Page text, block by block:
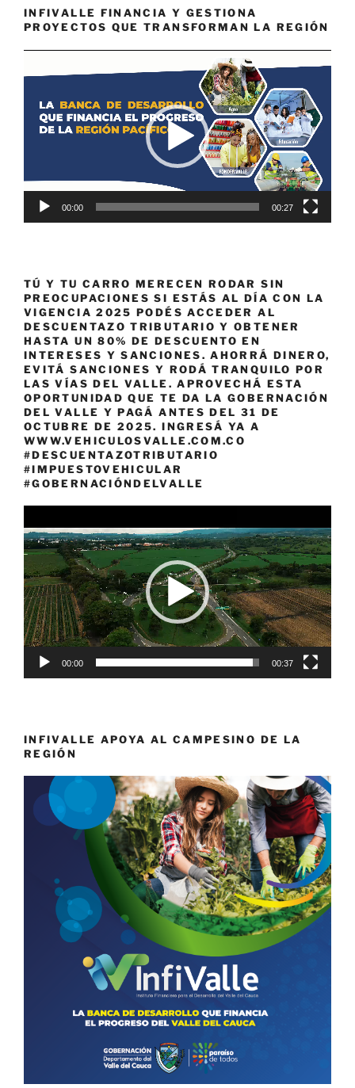
INFIVALLE FINANCIA Y GESTIONA
PROYECTOS QUE TRANSFORMAN LA REGIÓN
de
00:00 00:27
TÚ Y TU CARRO MERECEN RODAR SIN
PREOCUPACIONES SI ESTÁS AL DÍA CON LA
VIGENCIA 2025 PODÉS ACCEDER AL
DESCUENTAZO TRIBUTARIO Y OBTENER
HASTA UN 80% DE DESCUENTO EN
INTERESES Y SANCIONES. AHORRÁ DINERO,
EVITÁ SANCIONES Y RODÁ TRANQUILO POR
LAS VÍAS DEL VALLE. APROVECHÁ ESTA
OPORTUNIDAD QUE TE DA LA GOBERNACIÓN
DEL VALLE Y PAGÁ ANTES DEL 31 DE
OCTUBRE DE 2025. INGRESÁ YA A
WWW.VEHICULOSVALLE.COM.CO
#DESCUENTAZOTRIBUTARIO
#IMPUESTOVEHICULAR
#GOBERNACIÓNDELVALLE
de
vídeo
00:00 00:37
INFIVALLE APOYA AL CAMPESINO DE LA
REGIÓN